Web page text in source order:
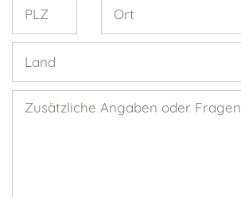
PLZ Ort
Land
Zusätzliche Angaben oder Fragen